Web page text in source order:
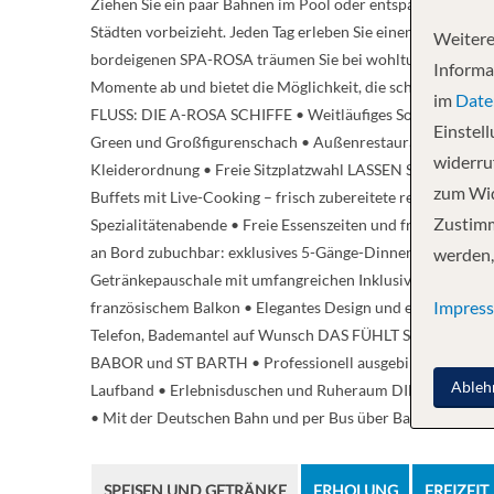
Ziehen Sie ein paar Bahnen im Pool oder entspannen Sie
Städten vorbeizieht. Jeden Tag erleben Sie einen
bordeigenen SPA-ROSA träumen Sie bei wohltuenden
Momente ab und bietet die Möglichkeit, die schönsten
FLUSS: DIE A-ROSA SCHIFFE • Weitläufiges
Green und Großfigurenschach • Außenrestaurant mit
Kleiderordnung • Freie Sitzplatzwahl LASSEN SIE ES
Buffets mit Live-Cooking – frisch zubereitete regionale
Spezialitätenabende • Freie Essenszeiten und freie
an Bord zubuchbar: exklusives 5-Gänge-Dinner,
Getränkepauschale mit umfangreichen Inklusivleistungen
französischem Balkon • Elegantes Design und edle
Telefon, Bademantel auf Wunsch DAS FÜHLT SICH AN
BABOR und ST BARTH • Professionell ausgebildetes
Laufband • Erlebnisduschen und Ruheraum DIE
• Mit der Deutschen Bahn und per Bus über Basel • Mit
SPEISEN UND GETRÄNKE ERHOLUNG FREIZEIT
im
zum